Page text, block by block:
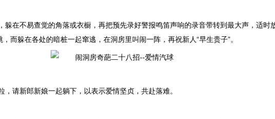
躲在不易查觉的角落或衣橱，再把预先录好警报鸣笛声响的录音带转到最大声，适时
而躲在各处的暗桩一起窜逃，在洞房里叫闹一阵，再祝新人“早生贵子”。
，请新郎新娘一起躺下，以表示爱情坚贞，共赴落难。